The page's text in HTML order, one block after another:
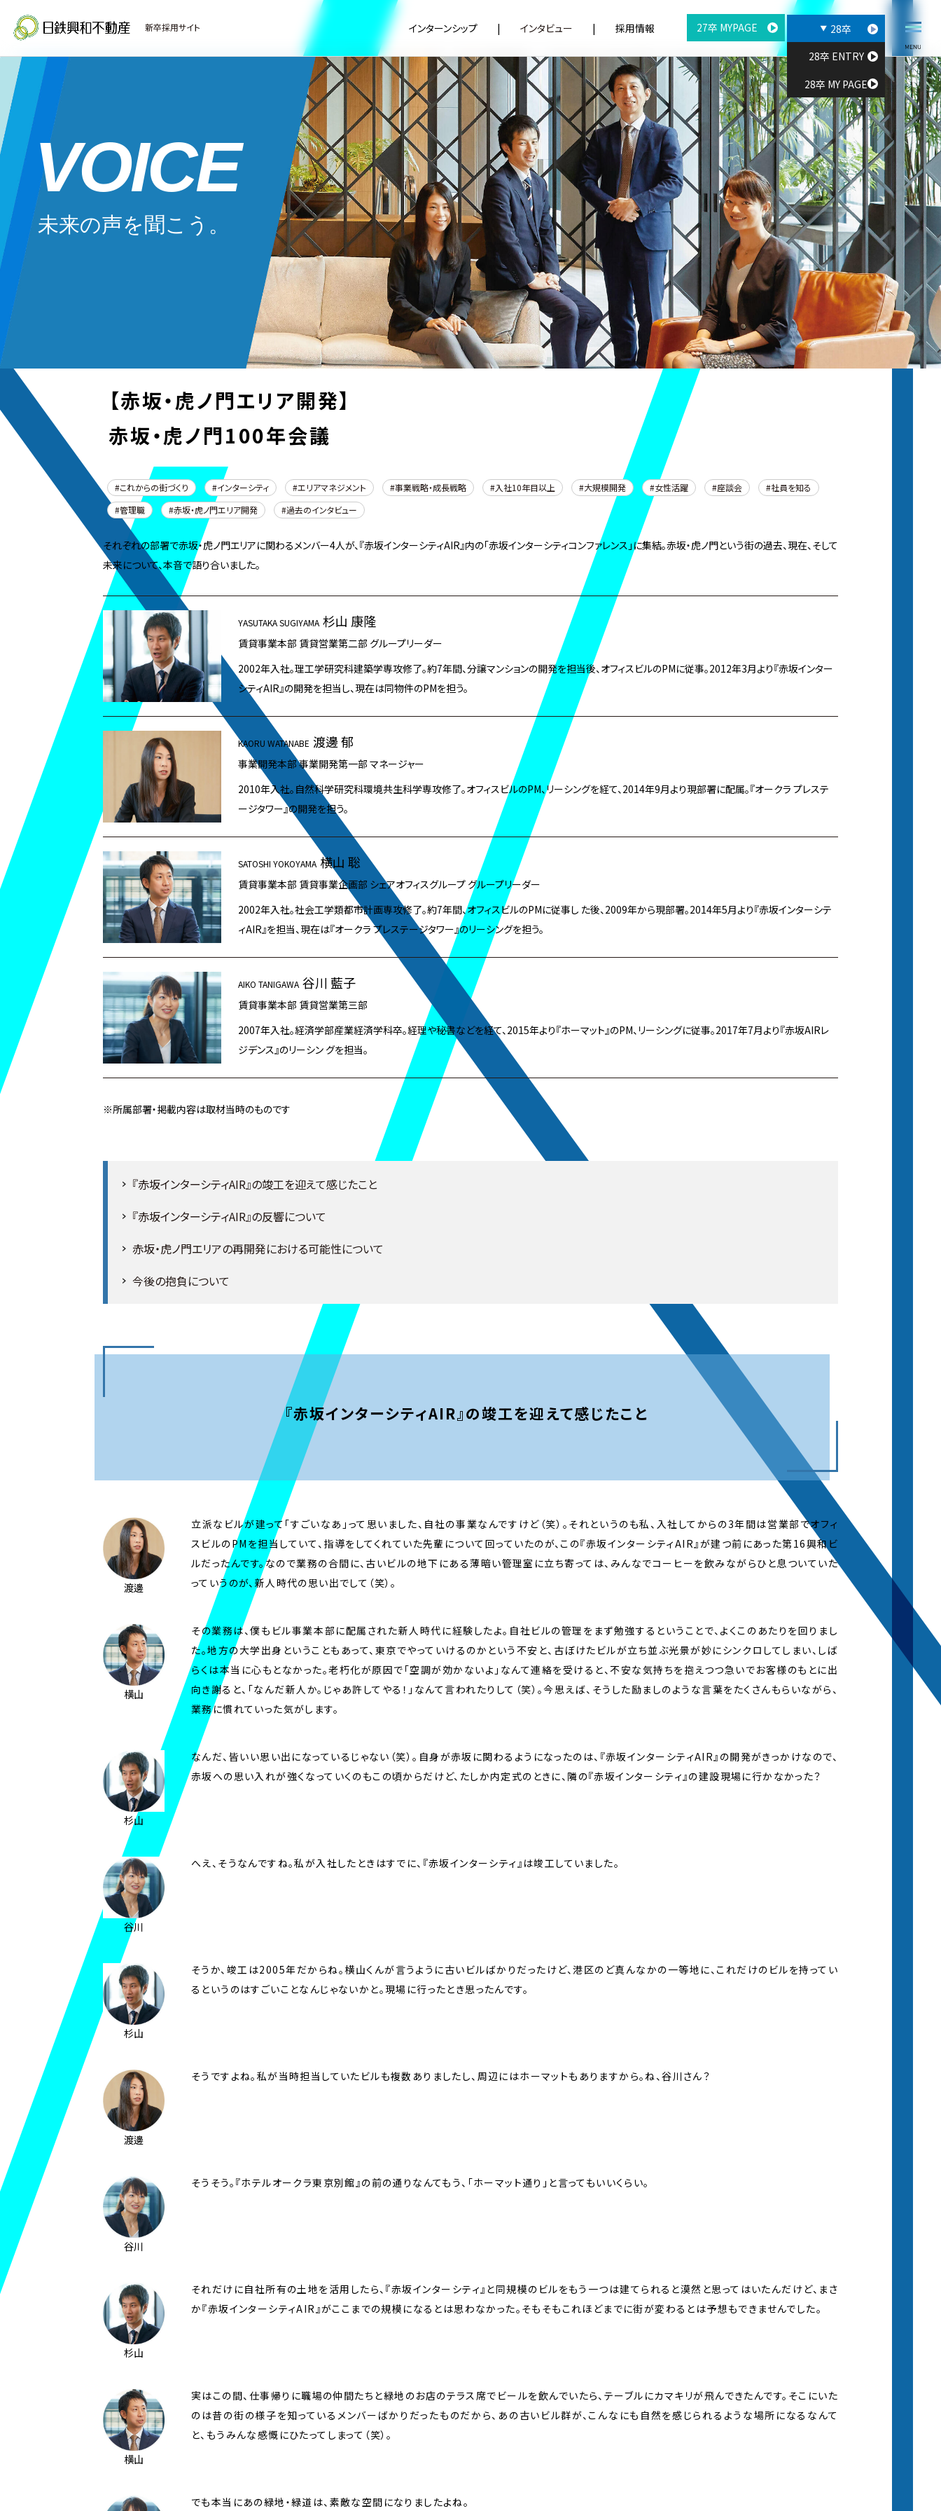
新卒採用サイト インターンシップ インタビュー 採用情報 27卒 MYPAGE
28卒
28卒 ENTRY
28卒 MY PAGE
VOICE
未来の声を聞こう。
【赤坂・虎ノ門エリア開発】
赤坂・虎ノ門100年会議
これからの街づくり インターシティ エリアマネジメント 事業戦略・成長戦略 入社10年目以上 大規模開発 女性活躍 座談会
社員を知る
管理職
赤坂・虎ノ門エリア開発 過去のインタビュー
それぞれの部署で赤坂・虎ノ門エリアに関わるメンバー4人が、『赤坂インターシティAIR』内の「赤坂インターシティコンファレンス」に集結。赤坂・虎ノ門という街の過去、現在、そして
未来について、本音で語り合いました。
YASUTAKA SUGIYAMA 杉山 康隆
賃貸事業本部 賃貸営業第二部 グループリーダー
2002年入社。理工学研究科建築学専攻修了。約7年間、分譲マンションの開発を担当後、オフィスビルのPMに従事。2012年3月より『赤坂インター
シティAIR』の開発を担当し、現在は同物件のPMを担う。
KAORU WATANABE 渡邊 郁
事業開発本部 事業開発第一部 マネージャー
2010年入社。自然科学研究科環境共生科学専攻修了。オフィスビルのPM、リーシングを経て、2014年9月より現部署に配属。『オークラ プレステ
ージタワー』の開発を担う。
SATOSHI YOKOYAMA 横山 聡
賃貸事業本部 賃貸事業企画部 シェアオフィスグループ グループリーダー
2002年入社。社会工学類都市計画専攻修了。約7年間、オフィスビルのPMに従事し た後、2009年から現部署。2014年5月より『赤坂インターシテ
ィAIR』を担当、現在は『オークラ プレステージタワー』のリーシングを担う。
AIKO TANIGAWA 谷川 藍子
賃貸事業本部 賃貸営業第三部
2007年入社。経済学部産業経済学科卒。経理や秘書などを経て、2015年より『ホーマット』のPM、リーシングに従事。2017年7月より『赤坂AIRレ
ジデンス』のリーシン グを担当。
※所属部署・掲載内容は取材当時のものです
『赤坂インターシティAIR』の竣工を迎えて感じたこと
『赤坂インターシティAIR』の反響について
赤坂・虎ノ門エリアの再開発における可能性について
今後の抱負について
『赤坂インターシティAIR』の竣工を迎えて感じたこと
渡邊
立派なビルが建って「すごいなあ」って思いました、自社の事業なんですけど（笑）。それというのも私、入社してからの3年間は営業部でオフィ
スビルのPMを担当していて、指導をしてくれていた先輩について回っていたのが、この『赤坂インターシティAIR』が建つ前にあった第16興和ビ
ルだったんです。なので業務の合間に、古いビルの地下にある薄暗い管理室に立ち寄っては、みんなでコーヒーを飲みながらひと息ついていた
っていうのが、新人時代の思い出でして（笑）。
横山
その業務は、僕もビル事業本部に配属された新人時代に経験したよ。自社ビルの管理をまず勉強するということで、よくこのあたりを回りまし
た。地方の大学出身ということもあって、東京でやっていけるのかという不安と、古ぼけたビルが立ち並ぶ光景が妙にシンクロしてしまい、しば
らくは本当に心もとなかった。老朽化が原因で「空調が効かないよ」なんて連絡を受けると、不安な気持ちを抱えつつ急いでお客様のもとに出
向き謝ると、「なんだ新人か。じゃあ許してやる！」なんて言われたりして（笑）。今思えば、そうした励ましのような言葉をたくさんもらいながら、
業務に慣れていった気がします。
杉山
なんだ、皆いい思い出になっているじゃない（笑）。自身が赤坂に関わるようになったのは、『赤坂インターシティAIR』の開発がきっかけなので、
赤坂への思い入れが強くなっていくのもこの頃からだけど、たしか内定式のときに、隣の『赤坂インターシティ』の建設現場に行かなかった？
谷川
へえ、そうなんですね。私が入社したときはすでに、『赤坂インターシティ』は竣工していました。
杉山
そうか、竣工は2005年だからね。横山くんが言うように古いビルばかりだったけど、港区のど真んなかの一等地に、これだけのビルを持ってい
るというのはすごいことなんじゃないかと。現場に行ったとき思ったんです。
渡邊
そうですよね。私が当時担当していたビルも複数ありましたし、周辺にはホーマットもありますから。ね、谷川さん？
谷川
そうそう。『ホテルオークラ東京別館』の前の通りなんてもう、「ホーマット通り」と言ってもいいくらい。
杉山
それだけに自社所有の土地を活用したら、『赤坂インターシティ』と同規模のビルをもう一つは建てられると漠然と思ってはいたんだけど、まさ
か『赤坂インターシティAIR』がここまでの規模になるとは思わなかった。そもそもこれほどまでに街が変わるとは予想もできませんでした。
横山
実はこの間、仕事帰りに職場の仲間たちと緑地のお店のテラス席でビールを飲んでいたら、テーブルにカマキリが飛んできたんです。そこにいた
のは昔の街の様子を知っているメンバーばかりだったものだから、あの古いビル群が、こんなにも自然を感じられるような場所になるなんて
と、もうみんな感慨にひたってしまって（笑）。
でも本当にあの緑地・緑道は、素敵な空間になりましたよね。